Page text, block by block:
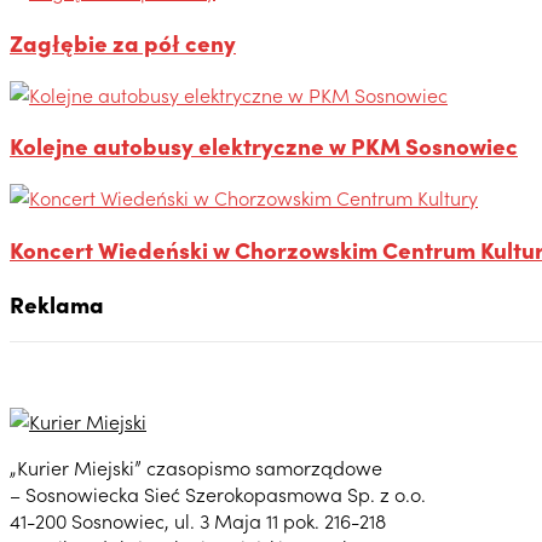
Zagłębie za pół ceny
Kolejne autobusy elektryczne w PKM Sosnowiec
Koncert Wiedeński w Chorzowskim Centrum
Reklama
„Kurier Miejski” czasopismo samorządowe
– Sosnowiecka Sieć Szerokopasmowa Sp. z o.o.
41-200 Sosnowiec, ul. 3 Maja 11 pok. 216-218